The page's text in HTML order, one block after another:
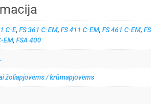
C-E,FS 361 C-EM,FS 411 C-EM,FS 461 C-EM,FS
EM,FSA 400
žoliapjovėms / krūmapjovėms